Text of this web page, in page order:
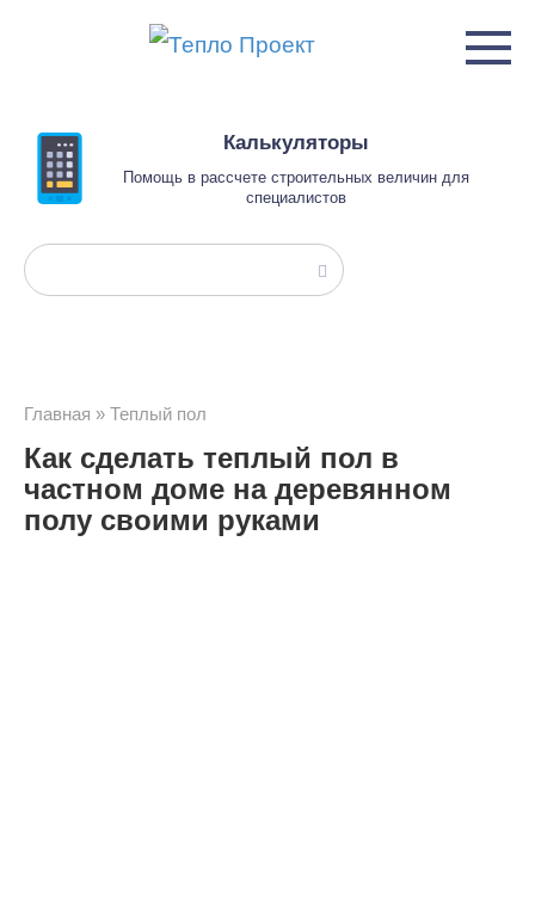
Калькуляторы
Помощь в рассчете строительных величин для
специалистов
Поиск:
Главная » Теплый пол
Как сделать теплый пол в
частном доме на деревянном
полу своими руками